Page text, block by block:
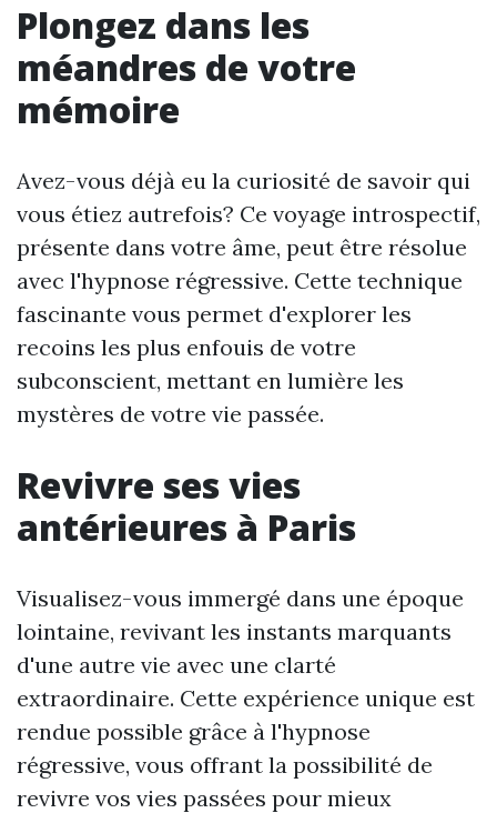
Plongez dans les
méandres de votre
mémoire
Avez-vous déjà eu la curiosité de savoir qui
vous étiez autrefois? Ce voyage introspectif,
présente dans votre âme, peut être résolue
avec l'hypnose régressive. Cette technique
fascinante vous permet d'explorer les
recoins les plus enfouis de votre
subconscient, mettant en lumière les
mystères de votre vie passée.
Revivre ses vies
antérieures à Paris
Visualisez-vous immergé dans une époque
lointaine, revivant les instants marquants
d'une autre vie avec une clarté
extraordinaire. Cette expérience unique est
rendue possible grâce à l'hypnose
régressive, vous offrant la possibilité de
revivre vos vies passées pour mieux